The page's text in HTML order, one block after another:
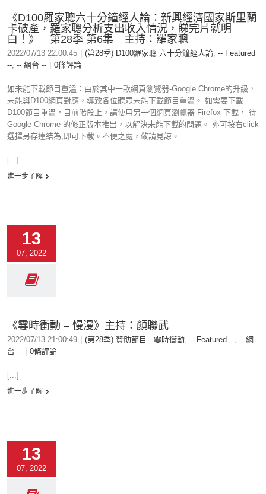
《D100羅家聰六十分鐘經人論：新興經濟國家斯里蘭
卡破產，羅家聰分析支出收入情況，睇完片就明
白！》 第28季 第6集 主持：羅家聰
2022/07/13 22:00:45 (第28季) D100羅家聰 六十分鐘經人論, -- Featured
--, -- 網台 -- 0條評論
如未能下載節目重溫︰由於其中一款網頁瀏覽器-Google Chrome的升級，
未能與D100網頁對應，導致各位聽眾未能下載節目重溫。 如需要下載
D100節目重溫，目前階段上，請使用另一個網頁瀏覽器-Firefox 下載， 待
Google Chrome 的修正版本推出，以解決未能下載的問題。 亦可按右click
選擇另存連結為,即可下載。不便之處，敬請見諒。
[...]
進一步了解
13
07, 2022
《霎時衝動 – 慢漫》主持：顏聯武
2022/07/13 21:00:49 (第28季) 贊助節目 - 霎時衝動, -- Featured --, -- 網
台 --
0條評論
[...]
進一步了解
13
07, 2022